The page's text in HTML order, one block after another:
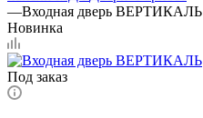
—Входная дверь ВЕРТИКАЛЬ
Новинка
Под заказ